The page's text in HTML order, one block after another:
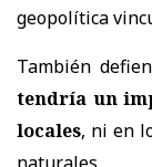
geopolítica
También
tendría un
locales, ni en